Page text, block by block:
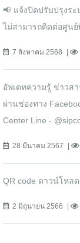
📢 แจ้งปิดปรับปรุงร
ไม่สามารถติดต่อศูน
7 สิงหาคม 2568
อัพเดทความรู้ ข่าวส
ผ่านช่องทาง
Center Line -
28 มีนาคม 2567
QR code ดาวน์โหล
2 มิถุนายน 2566